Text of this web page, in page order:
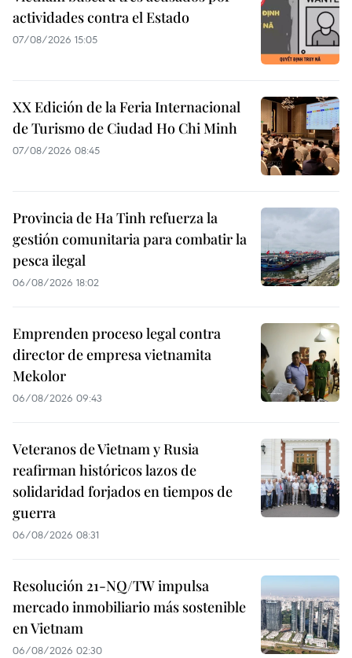
actividades contra el Estado
07/08/2026 15:05
XX Edición de la Feria Internacional
de Turismo de Ciudad Ho Chi Minh
07/08/2026 08:45
Provincia de Ha Tinh refuerza la
gestión comunitaria para combatir la
pesca ilegal
06/08/2026 18:02
Emprenden proceso legal contra
director de empresa vietnamita
Mekolor
06/08/2026 09:43
Veteranos de Vietnam y Rusia
reafirman históricos lazos de
solidaridad forjados en tiempos de
guerra
06/08/2026 08:31
Resolución 21-NQ/TW impulsa
mercado inmobiliario más sostenible
en Vietnam
06/08/2026 02:30